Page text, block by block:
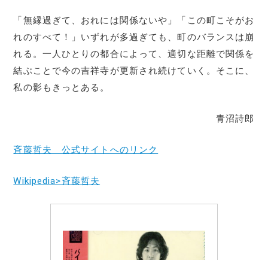
「無縁過ぎて、おれには関係ないや」「この町こそがお
れのすべて！」いずれが多過ぎても、町のバランスは崩
れる。一人ひとりの都合によって、適切な距離で関係を
結ぶことで今の吉祥寺が更新され続けていく。そこに、
私の影もきっとある。
青沼詩郎
斉藤哲夫 公式サイトへのリンク
Wikipedia>斉藤哲夫